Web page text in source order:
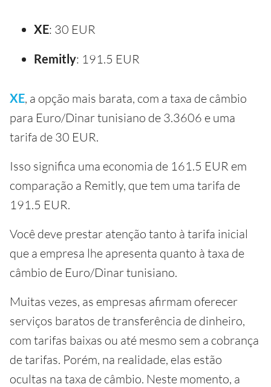
XE: 30 EUR
Remitly: 191.5 EUR
XE, a opção mais barata, com a taxa de câmbio
para Euro/Dinar tunisiano de 3.3606 e uma
tarifa de 30 EUR.
Isso significa uma economia de 161.5 EUR em
comparação a Remitly, que tem uma tarifa de
191.5 EUR.
Você deve prestar atenção tanto à tarifa inicial
que a empresa lhe apresenta quanto à taxa de
câmbio de Euro/Dinar tunisiano.
Muitas vezes, as empresas afirmam oferecer
serviços baratos de transferência de dinheiro,
com tarifas baixas ou até mesmo sem a cobrança
de tarifas. Porém, na realidade, elas estão
ocultas na taxa de câmbio. Neste momento, a